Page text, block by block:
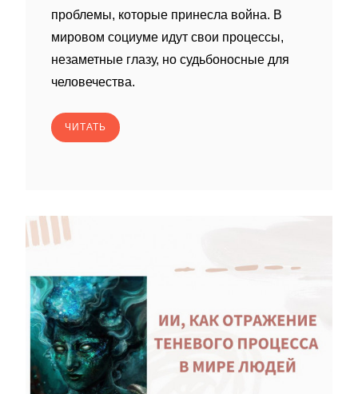
проблемы, которые принесла война. В
мировом социуме идут свои процессы,
незаметные глазу, но судьбоносные для
человечества.
ЧИТАТЬ